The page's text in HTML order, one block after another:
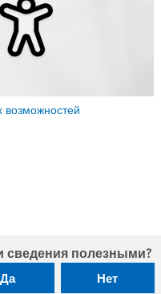
возможностей
сведения полезными?
Да Нет